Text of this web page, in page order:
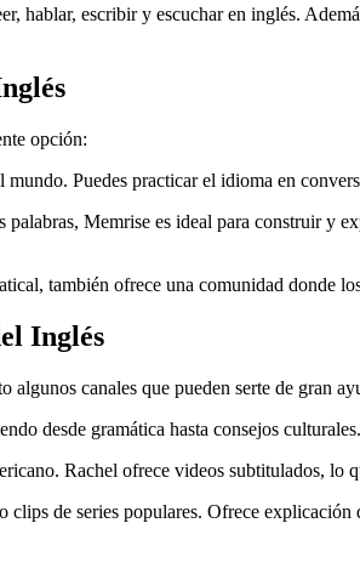
hablar, escribir y escuchar en inglés.
opción:
Puedes practicar el idioma en
Memrise es ideal para construir y
también ofrece una comunidad donde
Inglés
canales que pueden serte de gran
desde gramática hasta consejos
Rachel ofrece videos subtitulados, lo
clips de series populares. Ofrece explicación